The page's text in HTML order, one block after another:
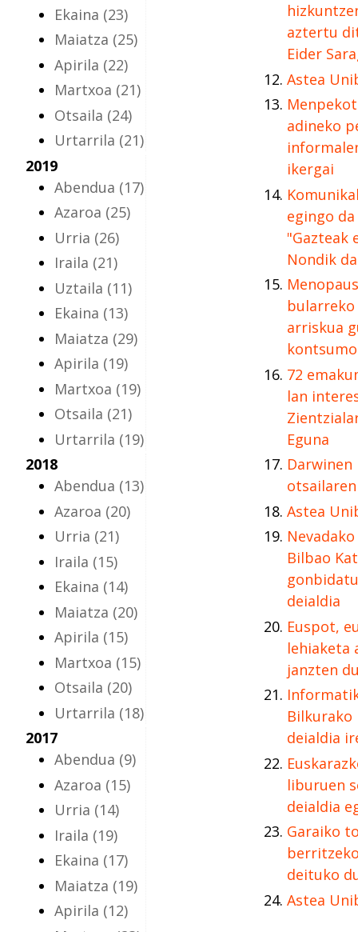
Ekaina (23)
Maiatza (25)
Apirila (22)
Martxoa (21)
Otsaila (24)
Urtarrila (21)
2019
Abendua (17)
Azaroa (25)
Urria (26)
Iraila (21)
Uztaila (11)
Ekaina (13)
Maiatza (29)
Apirila (19)
Martxoa (19)
Otsaila (21)
Urtarrila (19)
2018
Abendua (13)
Azaroa (20)
Urria (21)
Iraila (15)
Ekaina (14)
Maiatza (20)
Apirila (15)
Martxoa (15)
Otsaila (20)
Urtarrila (18)
2017
Abendua (9)
Azaroa (15)
Urria (14)
Iraila (19)
Ekaina (17)
Maiatza (19)
Apirila (12)
aztertu
Eider
Astea
adineko
ikergai
egingo
"Gazteak
Nondik
arriskua
72
lan
Eguna
Darwinen
Astea
Bilbao
deialdia
Euspot,
lehiaketa
janzten
Bilkurako
deialdia
liburuen
deialdia
Garaiko
deituko
Astea